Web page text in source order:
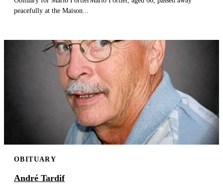
peacefully at the Maison...
OBITUARY
André Tardif